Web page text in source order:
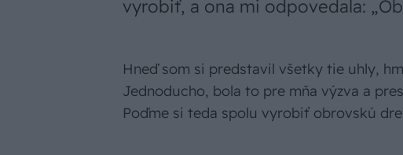
vyrobiť, a ona mi odpovedala:
Hneď som si predstavil všetky tie uhly,
Jednoducho, bola to pre mňa výzva a
Poďme si teda spolu vyrobiť obrovskú